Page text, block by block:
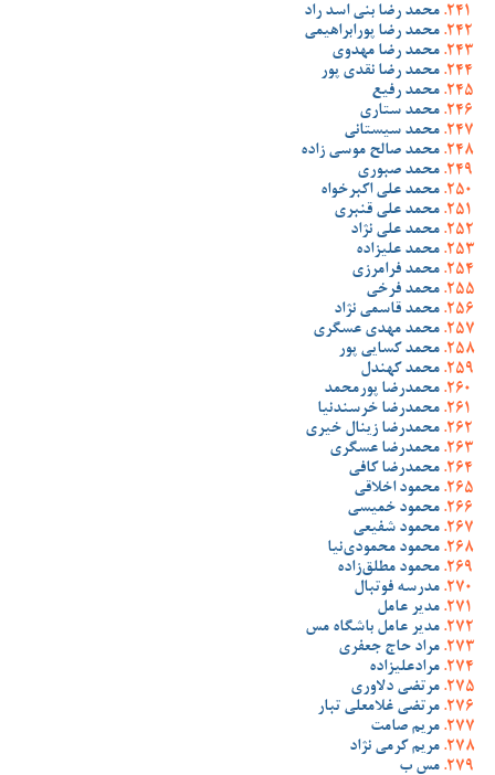
محمد رضا بنی اسد راد
محمد رضا پورابراهیمی
محمد رضا مهدوی
محمد رضا نقدی پور
محمد رفیع
محمد ستاری
محمد سیستانی
محمد صالح موسی زاده
محمد صبوری
محمد علی اکبرخواه
محمد علی قنبری
محمد علی نژاد
محمد علیزاده
محمد فرامرزی
محمد فرخی
محمد قاسمی نژاد
محمد مهدی عسگری
محمد کسایی پور
محمد کهندل
محمدرضا پورمحمد
محمدرضا خرسندنیا
محمدرضا زینال خیری
محمدرضا عسگری
محمدرضا کافی
محمود اخلاقی
محمود خمیسی
محمود شفیعی
محمود محمودی‌نیا
محمود مطلق‌زاده
مدرسه فوتبال
مدیر عامل
مدیر عامل باشگاه مس
مراد حاج جعفری
مرادعلیزاده
مرتضی دلاوری
مرتضی غلامعلی تبار
مریم صامت
مریم کرمی نژاد
مس ب